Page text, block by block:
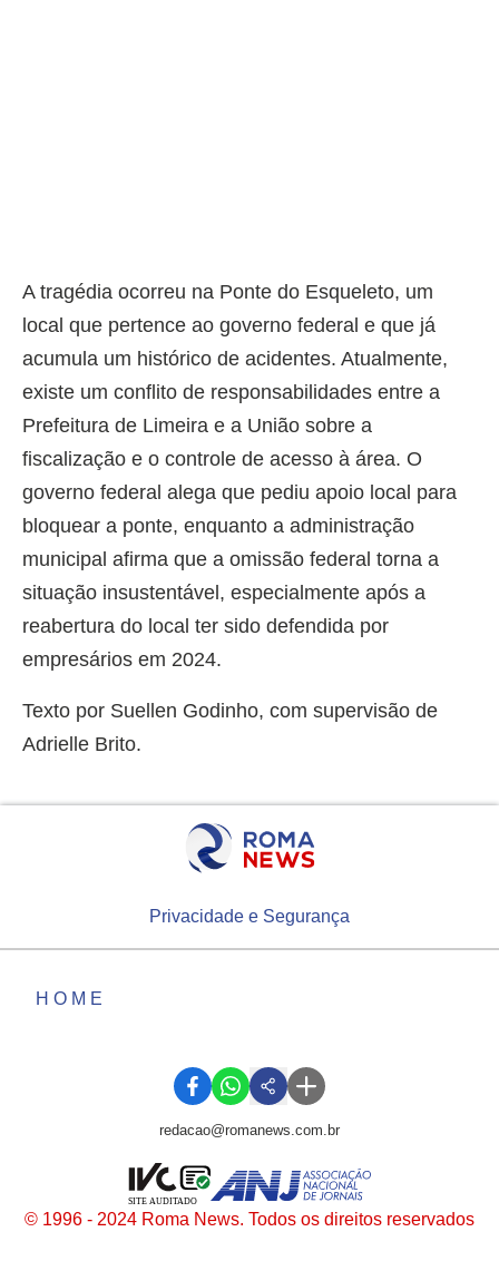
A tragédia ocorreu na Ponte do Esqueleto, um
local que pertence ao governo federal e que já
acumula um histórico de acidentes. Atualmente,
existe um conflito de responsabilidades entre a
Prefeitura de Limeira e a União sobre a
fiscalização e o controle de acesso à área. O
governo federal alega que pediu apoio local para
bloquear a ponte, enquanto a administração
municipal afirma que a omissão federal torna a
situação insustentável, especialmente após a
reabertura do local ter sido defendida por
empresários em 2024.
Texto por Suellen Godinho, com supervisão de
Adrielle Brito.
Privacidade e Segurança
HOME
redacao@romanews.com.br
© 1996 - 2024 Roma News. Todos os direitos reservados
SITE AUDITADO